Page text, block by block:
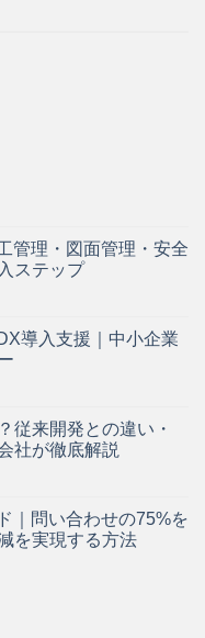
管理・図面管理・安全
ステップ
導入支援｜中小企業
従来開発との違い・
社が徹底解説
｜問い合わせの75%を
を実現する方法